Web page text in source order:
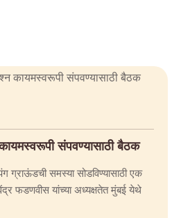
संपवण्यासाठी बैठक
ग्राऊंडची समस्या सोडविण्यासाठी एक
फडणवीस यांच्या अध्यक्षतेत मुंबई येथे